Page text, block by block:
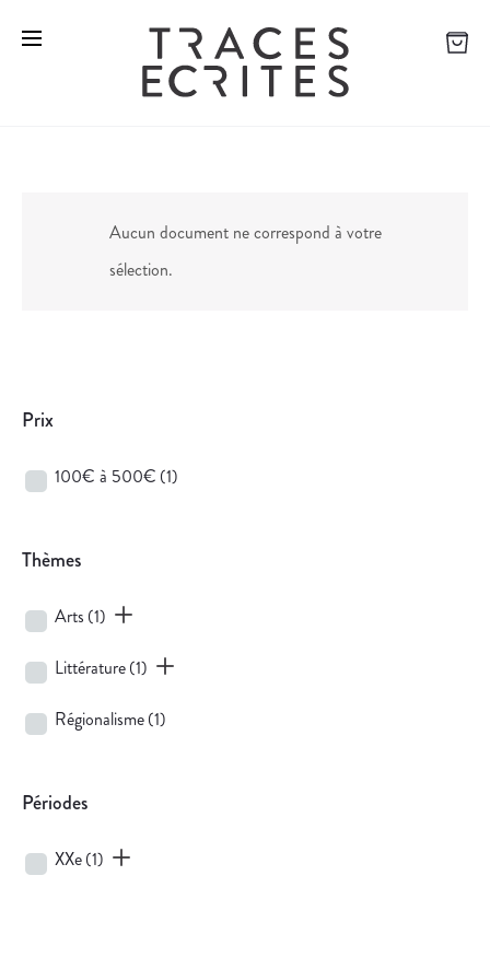
Aucun document ne correspond à votre
sélection.
Prix
100€ à 500€ (1)
Thèmes
Arts (1)
Littérature(1)
Régionalisme(1)
Périodes
XXe(1)